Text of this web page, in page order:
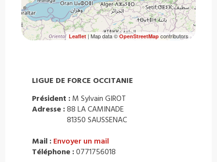
Leaflet| Map data ©OpenStreetMapcontributors
LIGUE DE FORCE OCCITANIE
Président : M Sylvain GIROT
Adresse :88 LA CAMINADE
81350 SAUSSENAC
Mail : Envoyer un mail
Téléphone :0771756018